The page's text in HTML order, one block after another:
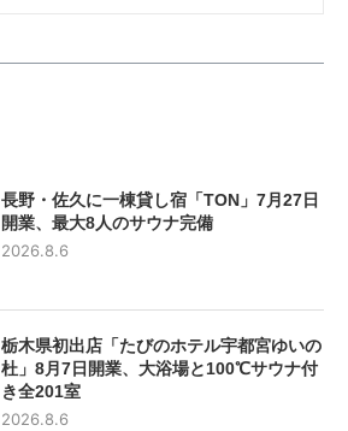
長野・佐久に一棟貸し宿「TON」7月27日
開業、最大8人のサウナ完備
2026.8.6
栃木県初出店「たびのホテル宇都宮ゆいの
杜」8月7日開業、大浴場と100℃サウナ付
き全201室
2026.8.6